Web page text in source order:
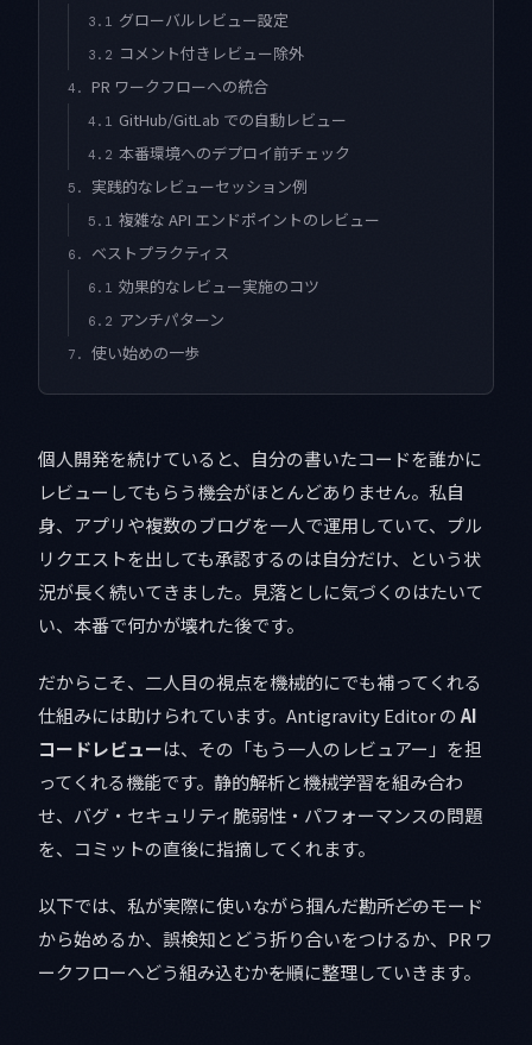
3.1 グローバルレビュー設定
3.2 コメント付きレビュー除外
4. PR ワークフローへの統合
4.1 GitHub/GitLab での自動レビュー
4.2 本番環境へのデプロイ前チェック
5. 実践的なレビューセッション例
5.1 複雑な API エンドポイントのレビュー
6. ベストプラクティス
6.1 効果的なレビュー実施のコツ
6.2 アンチパターン
7. 使い始めの一歩
個人開発を続けていると、自分の書いたコードを誰かに
レビューしてもらう機会がほとんどありません。私自
身、アプリや複数のブログを一人で運用していて、プル
リクエストを出しても承認するのは自分だけ、という状
況が長く続いてきました。見落としに気づくのはたいて
い、本番で何かが壊れた後です。
だからこそ、二人目の視点を機械的にでも補ってくれる
仕組みには助けられています。Antigravity Editor のAI
コードレビューは、その「もう一人のレビュアー」を担
ってくれる機能です。静的解析と機械学習を組み合わ
せ、バグ・セキュリティ脆弱性・パフォーマンスの問題
を、コミットの直後に指摘してくれます。
以下では、私が実際に使いながら掴んだ勘所――どのモード
から始めるか、誤検知とどう折り合いをつけるか、PR ワ
ークフローへどう組み込むか――を順に整理していきます。